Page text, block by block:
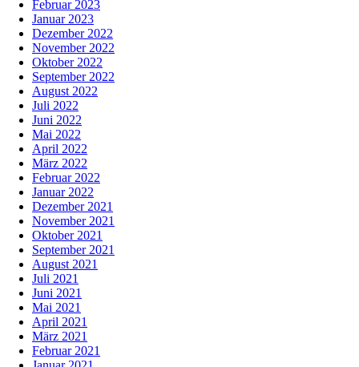
Februar 2023
Januar 2023
Dezember 2022
November 2022
Oktober 2022
September 2022
August 2022
Juli 2022
Juni 2022
Mai 2022
April 2022
März 2022
Februar 2022
Januar 2022
Dezember 2021
November 2021
Oktober 2021
September 2021
August 2021
Juli 2021
Juni 2021
Mai 2021
April 2021
März 2021
Februar 2021